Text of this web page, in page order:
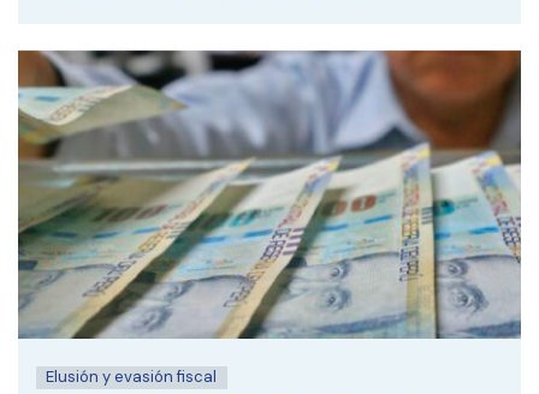
Elusión y evasión fiscal